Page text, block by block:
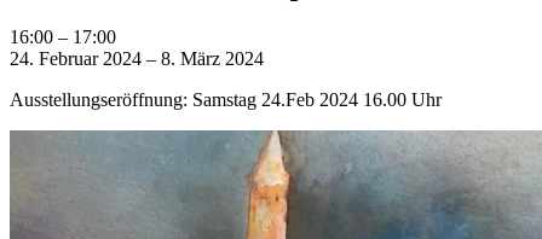
Eva
Maria
-
16:00 – 17:00
24. Februar 2024 – 8. März 2024
Ausstellungseröffnung: Samstag 24.Feb 2024 16.00 Uhr